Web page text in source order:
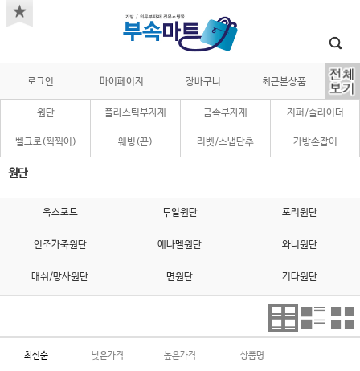
로그인 마이페이지 장바구니 최근본상품
원단 플라스틱부자재 금속부자재 지퍼/슬라이더
벨크로(찍찍이) 웨빙(끈) 리벳/스냅단추 가방손잡이
원단
옥스포드 투일원단 포리원단
인조가죽원단 에나멜원단 와니원단
매쉬/망사원단 면원단 기타원단
최신순 낮은가격 높은가격 상품명